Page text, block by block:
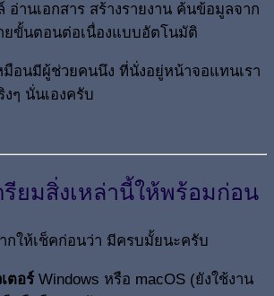
อ่านเอกสาร สร้างรายงาน ค้นข้อมูลจาก
ยขั้นตอนต่อเนื่องแบบอัตโนมัติ
อนมีผู้ช่วยคนนึง ที่นั่งอยู่หน้าจอแทนเรา
งๆ นั่นเองครับ
รียมสิ่งเหล่านี้ให้พร้อมก่อน
กให้เช็คก่อนว่า มีครบมั้ยนะครับ
ตอร์ Windows หรือ macOS (ยังใช้งาน